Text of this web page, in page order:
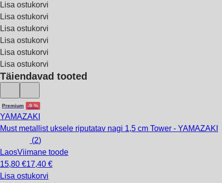
Lisa ostukorvi
Lisa ostukorvi
Lisa ostukorvi
Lisa ostukorvi
Lisa ostukorvi
Lisa ostukorvi
Täiendavad tooted
Premium -9 %
YAMAZAKI
Must metallist uksele riputatav nagi 1,5 cm Tower - YAMAZAKI
(2)
LaosViimane toode
15,80 €17,40 €
Lisa ostukorvi